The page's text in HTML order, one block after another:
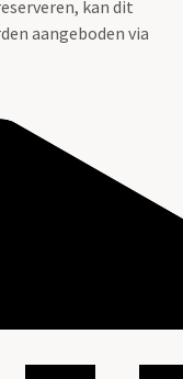
kan dit
aangeboden via